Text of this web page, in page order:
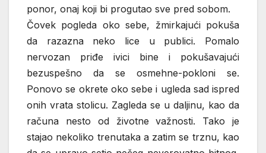
ponor, onaj koji bi progutao sve pred sobom.
Čovek pogleda oko sebe, žmirkajući pokuša
da razazna neko lice u publici. Pomalo
nervozan priđe ivici bine i pokušavajući
bezuspešno da se osmehne-pokloni se.
Ponovo se okrete oko sebe i ugleda sad ispred
onih vrata stolicu. Zagleda se u daljinu, kao da
računa nesto od životne važnosti. Tako je
stajao nekoliko trenutaka a zatim se trznu, kao